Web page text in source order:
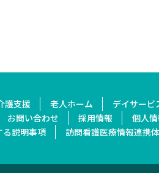
護支援 老人ホーム デイサービ
お問い合わせ 採用情報
個人
る説明事項 訪問看護医療情報連携